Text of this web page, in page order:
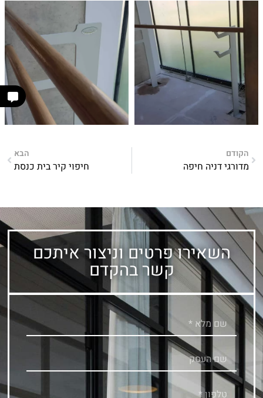
הקודם
מדורגי דניה חיפה
הבא
חיפוי קיר בית כנסת
השאירו פרטים וניצור איתכם
קשר בהקדם